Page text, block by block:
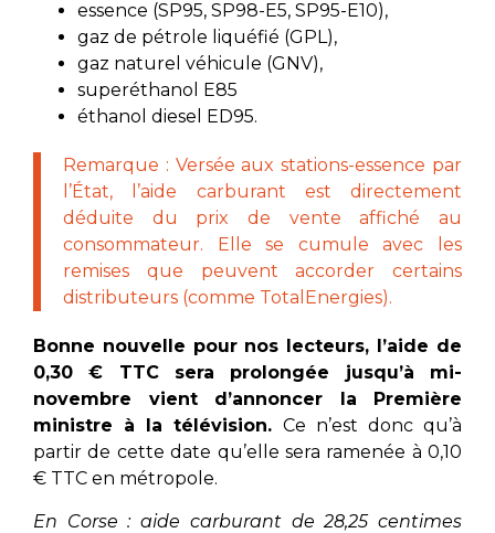
essence (SP95, SP98-E5, SP95-E10),
gaz de pétrole liquéfié (GPL),
gaz naturel véhicule (GNV),
superéthanol E85
éthanol diesel ED95.
Remarque : Versée aux stations-essence par
l’État, l’aide carburant est directement
déduite du prix de vente affiché au
consommateur. Elle se cumule avec les
remises que peuvent accorder certains
distributeurs (comme TotalEnergies).
Bonne nouvelle pour nos lecteurs, l’aide de
0,30 € TTC sera prolongée jusqu’à mi-
novembre vient d’annoncer la Première
ministre à la télévision. Ce n’est donc qu’à
partir de cette date qu’elle sera ramenée à 0,10
€ TTC en métropole.
En Corse : aide carburant de 28,25 centimes